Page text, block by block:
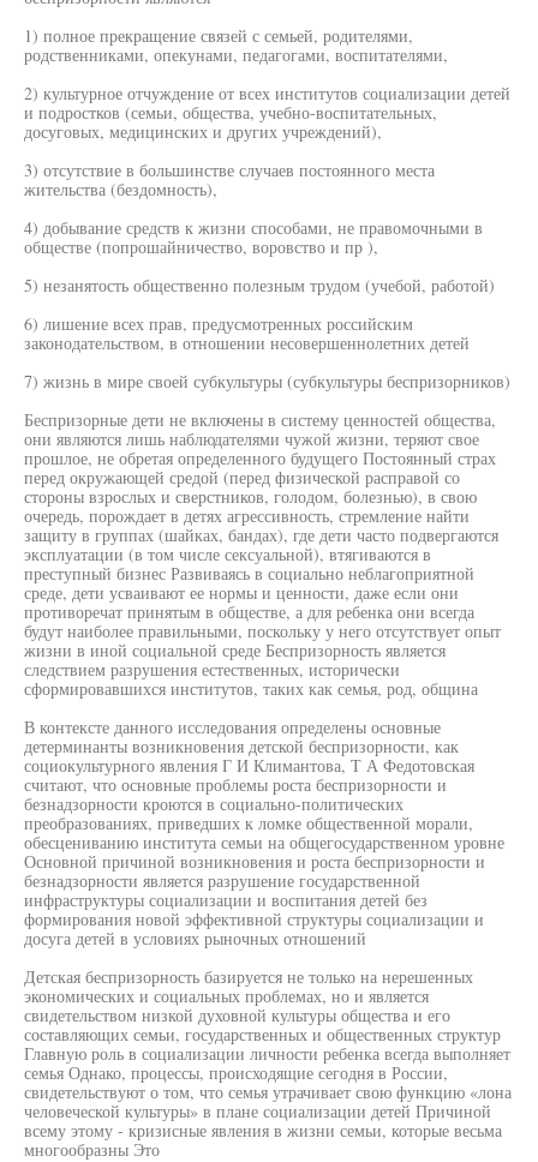
1) полное прекращение связей с семьей, родителями,
родственниками, опекунами, педагогами, воспитателями,
2) культурное отчуждение от всех институтов социализации детей
и подростков (семьи, общества, учебно-воспитательных,
досуговых, медицинских и других учреждений),
3) отсутствие в большинстве случаев постоянного места
жительства (бездомность),
4) добывание средств к жизни способами, не правомочными в
обществе (попрошайничество, воровство и пр ),
5) незанятость общественно полезным трудом (учебой, работой)
6) лишение всех прав, предусмотренных российским
законодательством, в отношении несовершеннолетних детей
7) жизнь в мире своей субкультуры (субкультуры беспризорников)
Беспризорные дети не включены в систему ценностей общества,
они являются лишь наблюдателями чужой жизни, теряют свое
прошлое, не обретая определенного будущего Постоянный страх
перед окружающей средой (перед физической расправой со
стороны взрослых и сверстников, голодом, болезнью), в свою
очередь, порождает в детях агрессивность, стремление найти
защиту в группах (шайках, бандах), где дети часто подвергаются
эксплуатации (в том числе сексуальной), втягиваются в
преступный бизнес Развиваясь в социально неблагоприятной
среде, дети усваивают ее нормы и ценности, даже если они
противоречат принятым в обществе, а для ребенка они всегда
будут наиболее правильными, поскольку у него отсутствует опыт
жизни в иной социальной среде Беспризорность является
следствием разрушения естественных, исторически
сформировавшихся институтов, таких как семья, род, община
В контексте данного исследования определены основные
детерминанты возникновения детской беспризорности, как
социокультурного явления Г И Климантова, Т А Федотовская
считают, что основные проблемы роста беспризорности и
безнадзорности кроются в социально-политических
преобразованиях, приведших к ломке общественной морали,
обесцениванию института семьи на общегосударственном уровне
Основной причиной возникновения и роста беспризорности и
безнадзорности является разрушение государственной
инфраструктуры социализации и воспитания детей без
формирования новой эффективной структуры социализации и
досуга детей в условиях рыночных отношений
Детская беспризорность базируется не только на нерешенных
экономических и социальных проблемах, но и является
свидетельством низкой духовной культуры общества и его
составляющих семьи, государственных и общественных структур
Главную роль в социализации личности ребенка всегда выполняет
семья Однако, процессы, происходящие сегодня в России,
свидетельствуют о том, что семья утрачивает свою функцию «лона
человеческой культуры» в плане социализации детей Причиной
всему этому - кризисные явления в жизни семьи, которые весьма
многообразны Это